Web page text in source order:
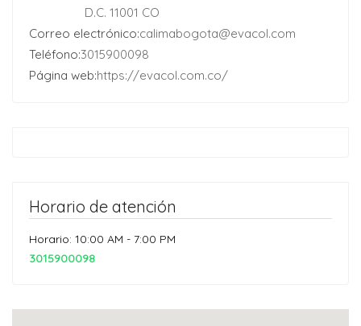
D.C. 11001 CO
Correo electrónico:calimabogota@evacol.com
Teléfono:3015900098
Página web:https://evacol.com.co/
Horario de atención
Horario: 10:00 AM - 7:00 PM
3015900098